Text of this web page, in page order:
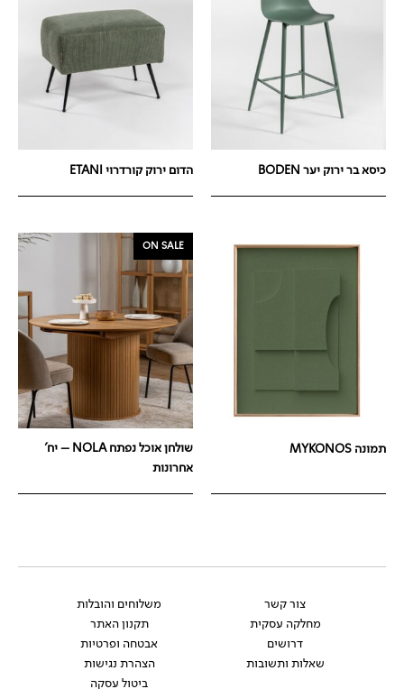
כיסא בר ירוק יער BODEN הדום ירוק קורדרוי ETANI
תמונה MYKONOS
ON SALE
שולחן אוכל נפתח NOLA – יח'
אחרונות
צור קשר
מחלקה עסקית
דרושים
שאלות ותשובות
משלוחים והובלות
תקנון האתר
אבטחה ופרטיות
הצהרת נגישות
ביטול עסקה